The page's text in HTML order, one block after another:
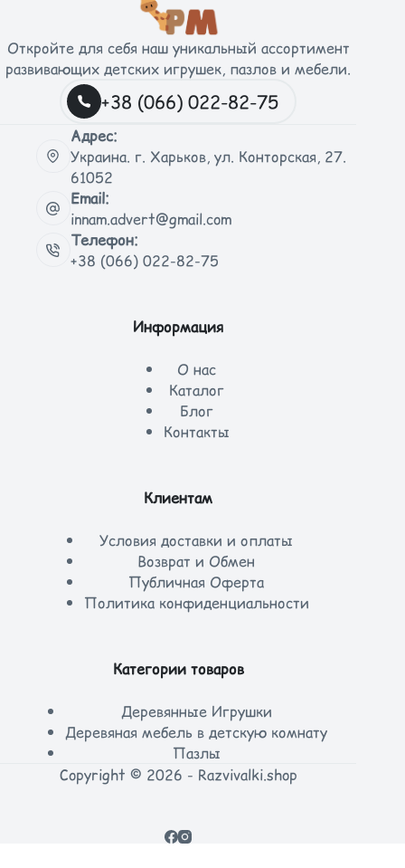
Откройте для себя наш уникальный ассортимент
развивающих детских игрушек, пазлов и мебели.
+38 (066) 022-82-75
Адрес:
Украина. г. Харьков, ул. Конторская, 27.
61052
Email:
innam.advert@gmail.com
Телефон:
+38 (066) 022-82-75
Информация
О нас
Каталог
Блог
Контакты
Клиентам
Условия доставки и оплаты
Возврат и Обмен
Публичная Оферта
Политика конфиденциальности
Категории товаров
Деревянные Игрушки
Деревяная мебель в детскую комнату
Пазлы
Copyright © 2026 - Razvivalki.shop